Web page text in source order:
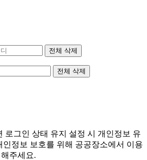
전체 삭제
전체 삭제
로그인 상태 유지 설정 시 개인정보 유
인정보 보호를 위해 공공장소에서 이용
주세요.